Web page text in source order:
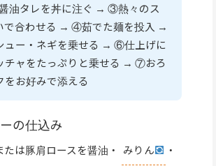
油タレを丼に注ぐ → ③熱々のス
で合わせる → ④茹でた麺を投入 →
ー・ネギを乗せる → ⑥仕上げに
チャをたっぷりと乗せる → ⑦おろ
をお好みで添える
の仕込み
たは豚肩ロースを醤油・ みりん ・